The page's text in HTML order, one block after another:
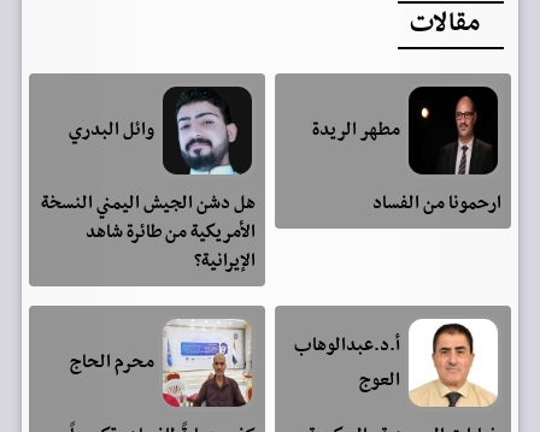
مقالات
مطهر الريدة
ارحمونا من الفساد
وائل البدري
هل دشن الجيش اليمني النسخة
الأمريكية من طائرة شاهد
الإيرانية؟
أ.د.عبدالوهاب
العوج
محرم الحاج